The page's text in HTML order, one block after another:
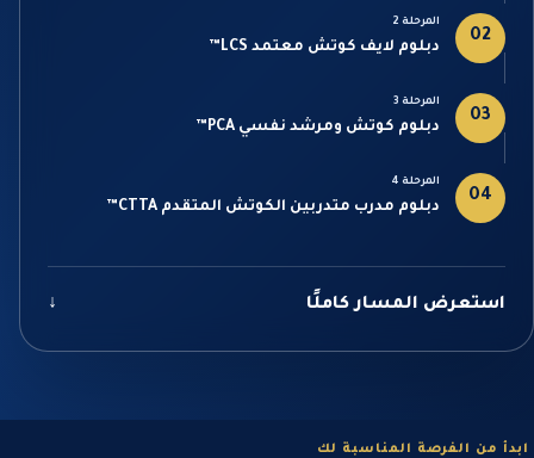
02
المرحلة 2
دبلوم لايف كوتش معتمد LCS™
03
المرحلة 3
دبلوم كوتش ومرشد نفسي PCA™
04
المرحلة 4
دبلوم مدرب متدربين الكوتش المتقدم CTTA™
استعرض المسار كاملًا ↓
ابدأ من الفرصة المناسبة لك